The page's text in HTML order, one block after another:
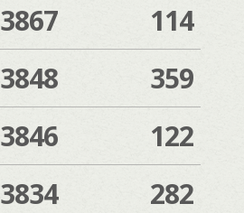
3867
114
3848
359
3846
122
3834
282